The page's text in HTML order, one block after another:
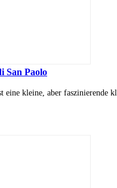
San Paolo
eine kleine, aber faszinierende